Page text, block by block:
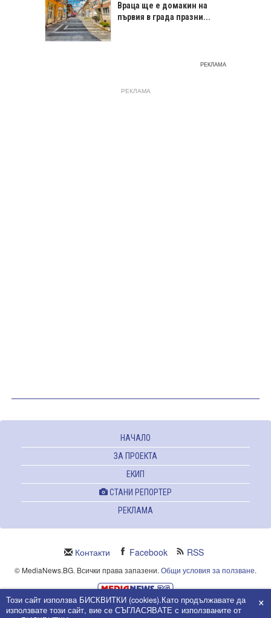
Враца щe е домакин на
първия в града празни...
РЕКЛАМА
РЕКЛАМА
НАЧАЛО
ЗА ПРОЕКТА
ЕКИП
СТАНИ РЕПОРТЕР
РЕКЛАМА
Контакти Facebook RSS
© MediaNews.BG. Всички права запазени. Общи условия за ползване.
Powered and owned by Intersat Ltd.
Собственост на Интерсат ООД.
Този сайт използва БИСКВИТКИ (cookies).Като продължавате да
използвате този сайт, вие се СЪГЛАСЯВАТЕ с използваните от
×